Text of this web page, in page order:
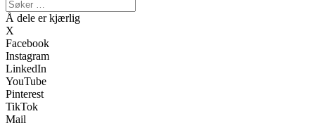
Å dele er kjærlig
X
Facebook
Instagram
LinkedIn
YouTube
Pinterest
TikTok
Mail